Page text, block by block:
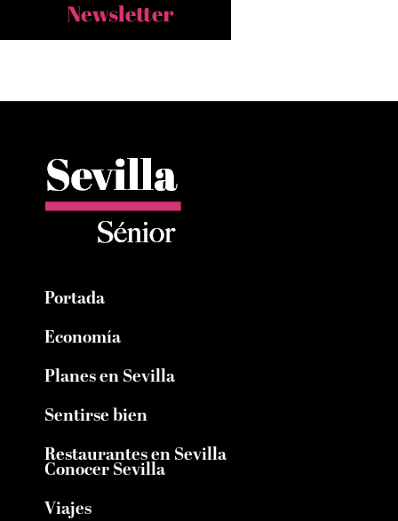
Portada
Economía
Planes en Sevilla
Sentirse bien
Restaurantes en Sevilla
Conocer Sevilla
Viajes